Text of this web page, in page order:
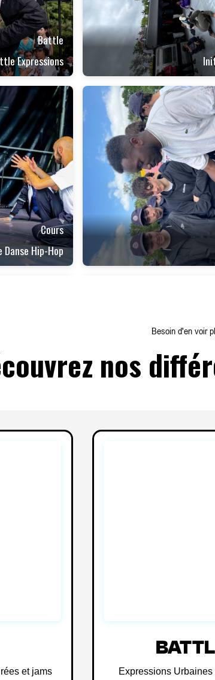
Battle
Expressions
Cours
Danse Hip-Hop
Besoin d'en voir
nos
et jams
Expressions